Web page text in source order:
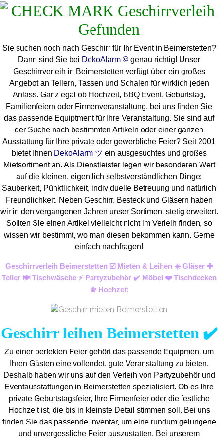
Sie suchen noch nach Geschirr für Ihr Event in Beimerstetten?
Dann sind Sie bei DekoAlarm © genau richtig! Unser
Geschirrverleih in Beimerstetten verfügt über ein großes
Angebot an Tellern, Tassen und Schalen für wirklich jeden
Anlass. Ganz egal ob Hochzeit, BBQ Event, Geburtstag,
Familienfeiern oder Firmenveranstaltung, bei uns finden Sie
das passende Equiptment für Ihre Veranstaltung. Sie sind auf
der Suche nach bestimmten Artikeln oder einer ganzen
Ausstattung für Ihre private oder gewerbliche Feier? Seit 2001
bietet Ihnen DekoAlarm ツ ein ausgesuchtes und großes
Mietsortiment an. Als Dienstleister legen wir besonderen Wert
auf die kleinen, eigentlich selbstverständlichen Dinge:
Sauberkeit, Pünktlichkeit, individuelle Betreuung und natürlich
Freundlichkeit. Neben Geschirr, Besteck und Gläsern haben
wir in den vergangenen Jahren unser Sortiment stetig erweitert.
Sollten Sie einen Artikel vielleicht nicht im Verleih finden, so
wissen wir bestimmt, wo man diesen bekommen kann. Gerne
einfach nachfragen!
Geschirrverleih Beimerstetten ☑️ Mieten & Leihen ☀️ Gläser ✚
Teller 🍽️ Tischwäsche ⚡ Partyzubehör ✔️ Möbel ❤️ Tischdecken
❀ Hochzeit
Geschirr leihen Beimerstetten ✔️
Zu einer perfekten Feier gehört das passende Equipment um
Ihren Gästen eine vollendet, gute Veranstaltung zu bieten.
Deshalb haben wir uns auf den Verleih von Partyzubehör und
Eventausstattungen in Beimerstetten spezialisiert. Ob es Ihre
private Geburtstagsfeier, Ihre Firmenfeier oder die festliche
Hochzeit ist, die bis in kleinste Detail stimmen soll. Bei uns
finden Sie das passende Inventar, um eine rundum gelungene
und unvergess liche Feier auszustatten. Bei unserem